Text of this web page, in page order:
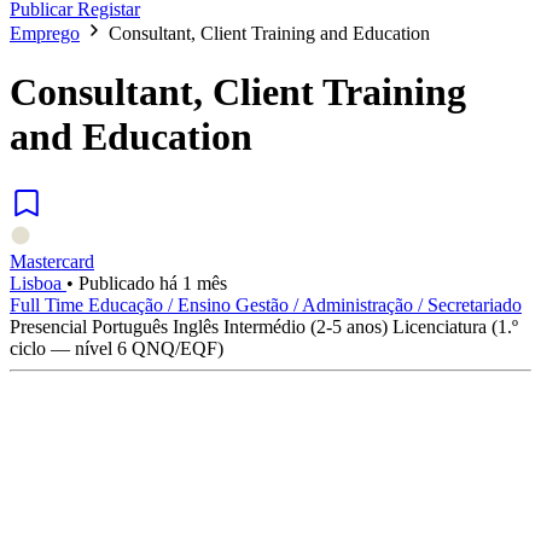
PublicarRegistar
Emprego
Consultant, Client Training and Education
Consultant, Client Training
and Education
Mastercard
Lisboa • Publicado há 1 mês
Full Time Educação / Ensino Gestão / Administração / Secretariado
Presencial Português Inglês Intermédio (2-5 anos) Licenciatura (1.º
ciclo — nível 6 QNQ/EQF)